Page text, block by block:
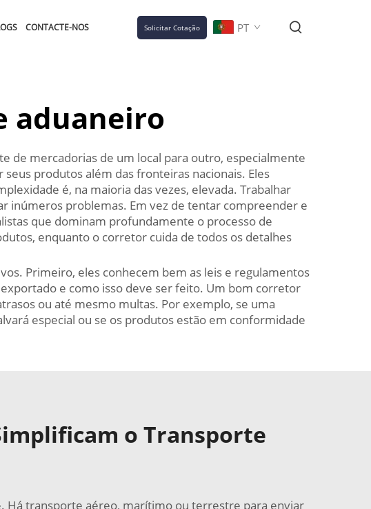
CONTACTE-NOS Solicitar Cotação PT
aduaneiro
de mercadorias de um local para outro, especialmente
produtos além das fronteiras nacionais. Eles
é, na maioria das vezes, elevada. Trabalhar
inúmeros problemas. Em vez de tentar compreender e
que dominam profundamente o processo de
enquanto o corretor cuida de todos os detalhes
Primeiro, eles conhecem bem as leis e regulamentos
e como isso deve ser feito. Um bom corretor
ou até mesmo multas. Por exemplo, se uma
especial ou se os produtos estão em conformidade
o Transporte
Há transporte aéreo, marítimo ou terrestre para enviar